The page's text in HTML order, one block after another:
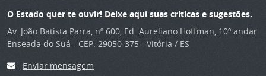
O Estado quer te ouvir! Deixe aqui suas críticas e sugestões.
Av. João Batista Parra, nº 600, Ed. Aureliano Hoffman, 10º andar
Enseada do Suá - CEP: 29050-375 - Vitória / ES
Enviar mensagem